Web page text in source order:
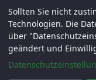
© KJF
Fernwartung|
Sollten Sie nicht
Technologien. Die
über
geändert und